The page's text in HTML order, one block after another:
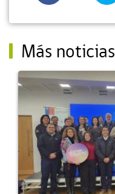
Más noticias